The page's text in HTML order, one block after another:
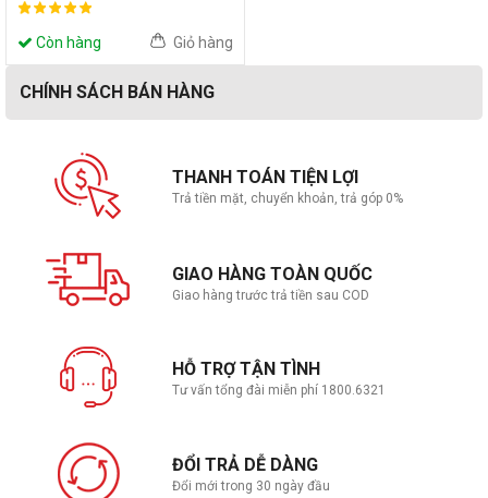
Còn hàng Giỏ hàng
CHÍNH SÁCH BÁN HÀNG
THANH TOÁN TIỆN LỢI
Trả tiền mặt, chuyển khoản, trả góp 0%
GIAO HÀNG TOÀN QUỐC
Giao hàng trước trả tiền sau COD
HỖ TRỢ TẬN TÌNH
Tư vấn tổng đài miễn phí 1800.6321
ĐỔI TRẢ DỄ DÀNG
Đổi mới trong 30 ngày đầu